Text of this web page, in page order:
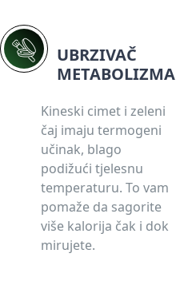
UBRZIVAČ
METABOLIZMA
Kineski cimet i zeleni
čaj imaju termogeni
učinak, blago
podižući tjelesnu
temperaturu. To vam
pomaže da sagorite
više kalorija čak i dok
mirujete.